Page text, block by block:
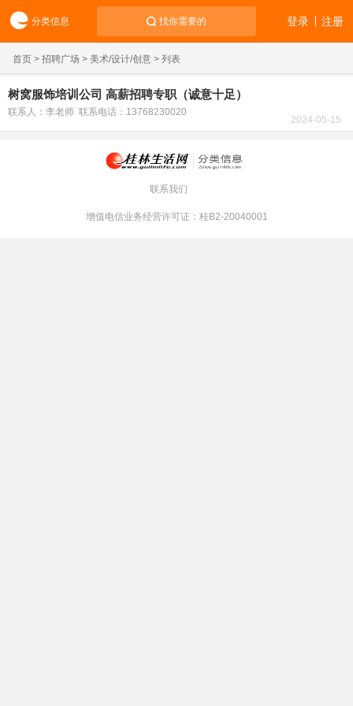
分类信息 找你需要的 注册
登录
首页 > 招聘广场 > 美术/设计/创意 > 列表
树窝服饰培训公司 高薪招聘专职（诚意十足）
联系人：李老师 联系电话：13768230020
2024-05-15
联系我们
增值电信业务经营许可证：桂B2-20040001